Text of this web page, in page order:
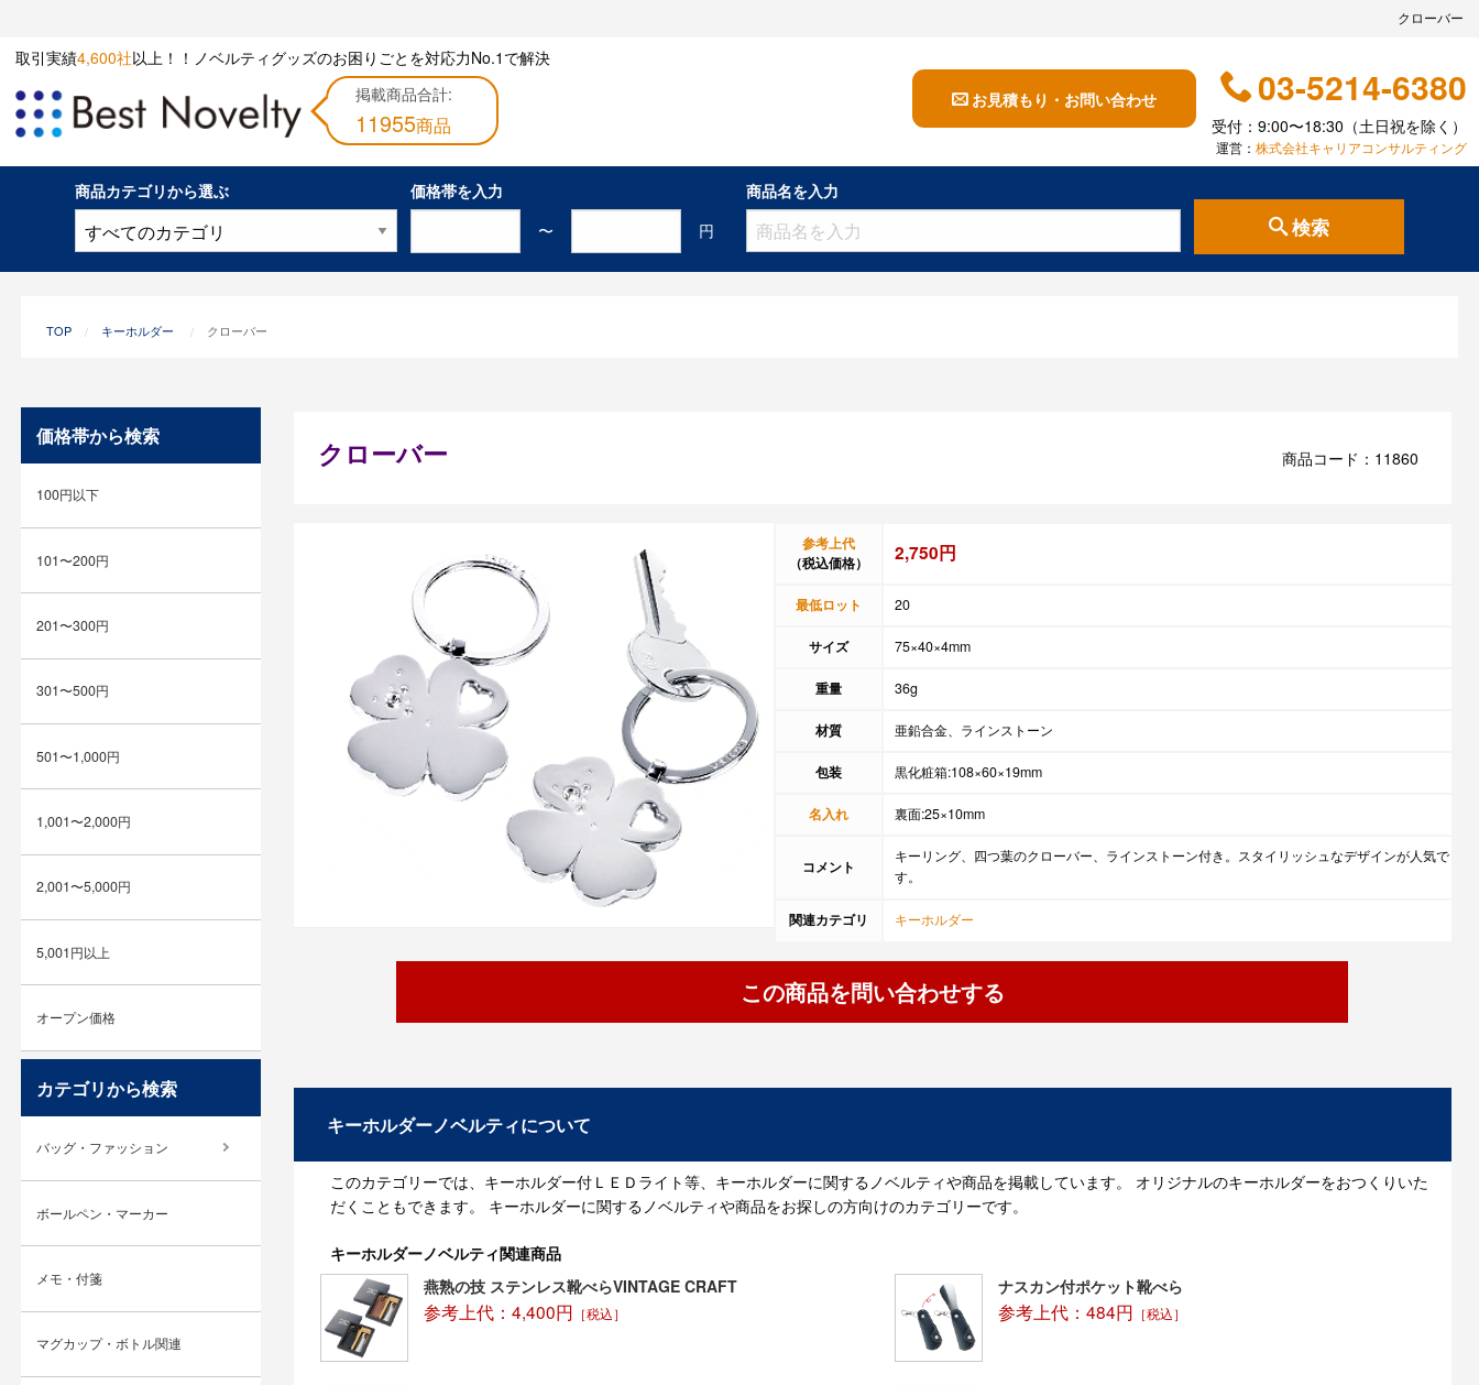
クローバー
取引実績4,600社以上！！ノベルティグッズのお困りごとを対応力No.1で解決
掲載商品合計:
11955商品
お見積もり・お問い合わせ 03-5214-6380
受付：9:00〜18:30（土日祝を除く）
運営：株式会社キャリアコンサルティング
商品カテゴリから選ぶ
価格帯を入力
〜
円
商品名を入力
検索
TOP キーホルダー クローバー
クローバー 商品コード：11860
参考上代
（税込価格）
2,750円
最低ロット 20
サイズ 75×40×4mm
重量 36g
材質 亜鉛合金、ラインストーン
包装 黒化粧箱:108×60×19mm
名入れ 裏面:25×10mm
コメント
キーリング、四つ葉のクローバー、ラインストーン付き。スタイリッシュなデザインが人気で
す。
関連カテゴリ キーホルダー
この商品を問い合わせする
キーホルダーノベルティについて
このカテゴリーでは、キーホルダー付ＬＥＤライト等、キーホルダーに関するノベルティや商品を掲載しています。 オリジナルのキーホルダーをおつくりいた
だくこともできます。 キーホルダーに関するノベルティや商品をお探しの方向けのカテゴリーです。
キーホルダーノベルティ関連商品
燕熟の技 ステンレス靴べらVINTAGE CRAFT
参考上代：4,400円 ［税込］
ナスカン付ポケット靴べら
参考上代：484円 ［税込］
価格帯から検索
100円以下
101〜200円
201〜300円
301〜500円
501〜1,000円
1,001〜2,000円
2,001〜5,000円
5,001円以上
オープン価格
カテゴリから検索
バッグ・ファッション
ボールペン・マーカー
メモ・付箋
マグカップ・ボトル関連